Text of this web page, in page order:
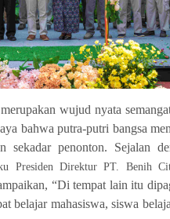
wujud nyata
bahwa putra-putri bangsa
sekadar penonton. Sejalan
Presiden DirekturPT. Benih
“Di tempat lain itu
belajar mahasiswa, siswa